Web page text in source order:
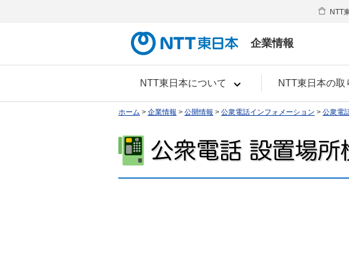
企業情報
NTT東日本について NTT東日本の取
NTT
ホーム > 企業情報 > 公開情報 > 公衆電話インフォメーション > 公衆電